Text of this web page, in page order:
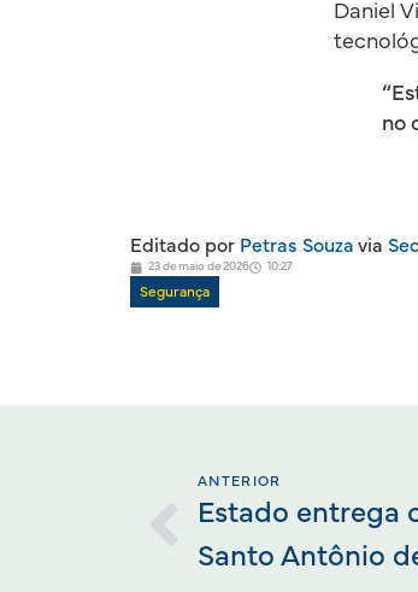
Daniel
no
Editado por Petras Souza via
23 de maio de 2026 10:27
Segurança
ANTERIOR
Estado entrega
Santo Antônio